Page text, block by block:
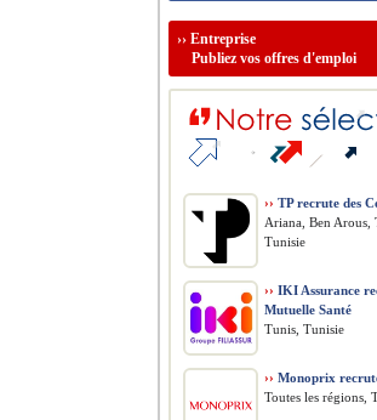
›› Entreprise
Publiez vos offres d'emploi
›› TP recrute des
Ariana, Ben Arous,
Tunisie
›› IKI Assurance
Mutuelle Santé
Tunis, Tunisie
›› Monoprix
Toutes les régions,